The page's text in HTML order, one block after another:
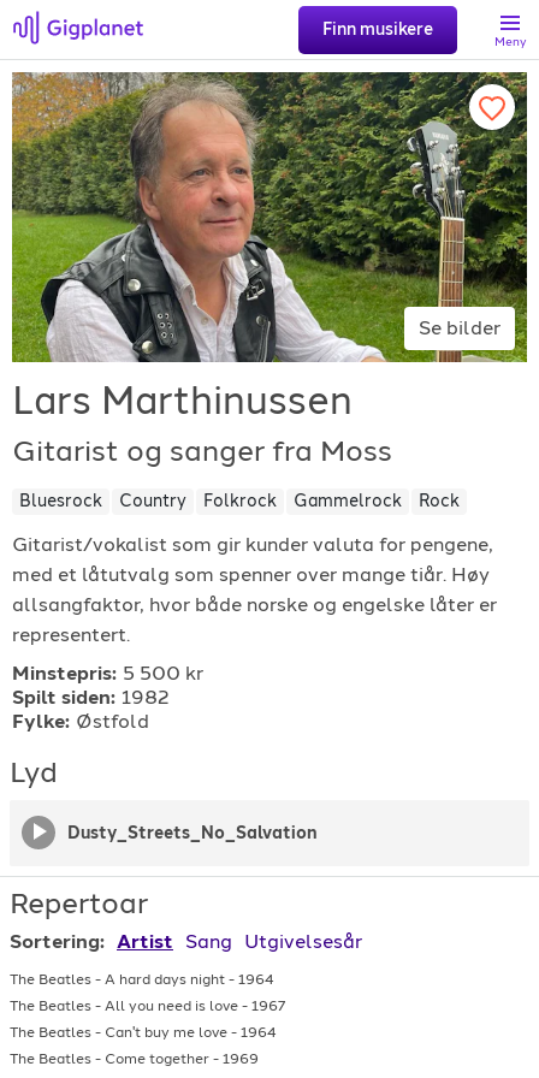
Finn musikere
Meny
Søk
Favoritter
Logg inn
Registrer artist
Gigplanet
For arrangører
For musiker
Support
+4790640887
support@gigplanet.no
Se bilder
Lars Marthinussen
Gitarist og sanger fra Moss
Bluesrock Country Folkrock Gammelrock Rock
Gitarist/vokalist som gir kunder valuta for pengene,
med et låtutvalg som spenner over mange tiår. Høy
allsangfaktor, hvor både norske og engelske låter er
representert.
Minstepris: 5 500 kr
Spilt siden: 1982
Fylke: Østfold
Lyd
Dusty_Streets_No_Salvation
Repertoar
Sortering: Artist Sang Utgivelsesår
The Beatles - A hard days night - 1964
The Beatles - All you need is love - 1967
The Beatles - Can't buy me love - 1964
The Beatles - Come together - 1969